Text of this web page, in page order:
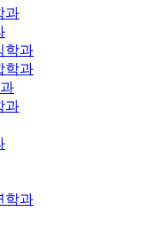
과
학과
학과
과
학과